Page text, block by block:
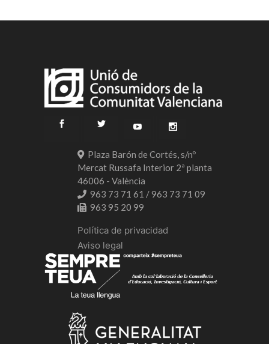
Plaza Barón de Cortés, s/nº
Mercat Russafa Interior 2ª planta
46006 - València
963 73 71 61 / 963 73 71 09
963 95 20 99
Política de privacidad
Aviso legal